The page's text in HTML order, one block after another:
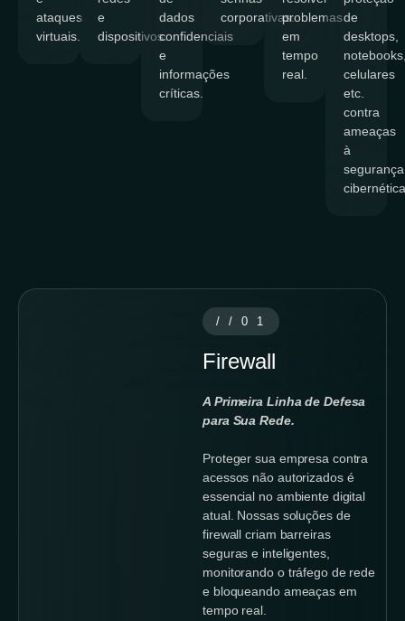
ataques
virtuais.
e
dispositivos.
dados
confidenciais
e
informações
críticas.
corporativas.problemas
em
tempo
real.
de
desktops,
celulares
etc.
contra
ameaças
à
segurança
//01
Firewall
A Primeira Linha de Defesa
para Sua Rede.
Proteger sua empresa contra
acessos não autorizados é
essencial no ambiente digital
atual. Nossas soluções de
firewall criam barreiras
seguras e inteligentes,
monitorando o tráfego de rede
e bloqueando ameaças em
tempo real.